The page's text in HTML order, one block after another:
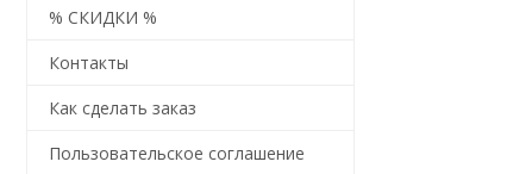
% СКИДКИ %
Контакты
Как сделать заказ
Пользовательское соглашение